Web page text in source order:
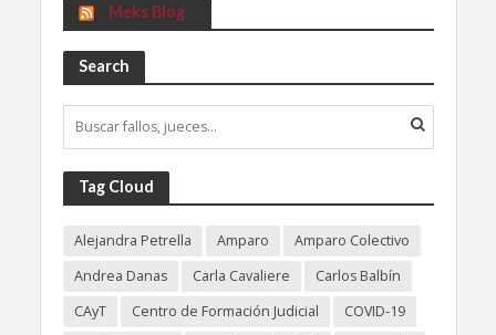
Meks Blog
Search
Tag Cloud
Alejandra Petrella Amparo
Amparo Colectivo
Andrea Danas
Carla Cavaliere
Carlos Balbín
CAyT
Centro de Formación Judicial
COVID-19